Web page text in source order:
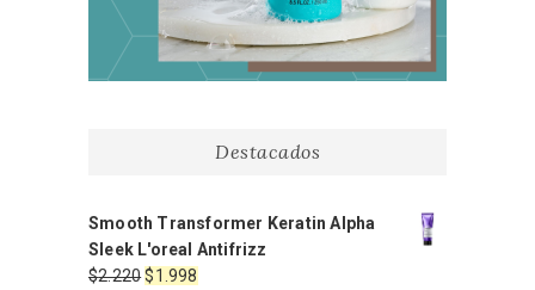
Destacados
Smooth Transformer Keratin Alpha
Sleek L'oreal Antifrizz
$2.220El
$1.998